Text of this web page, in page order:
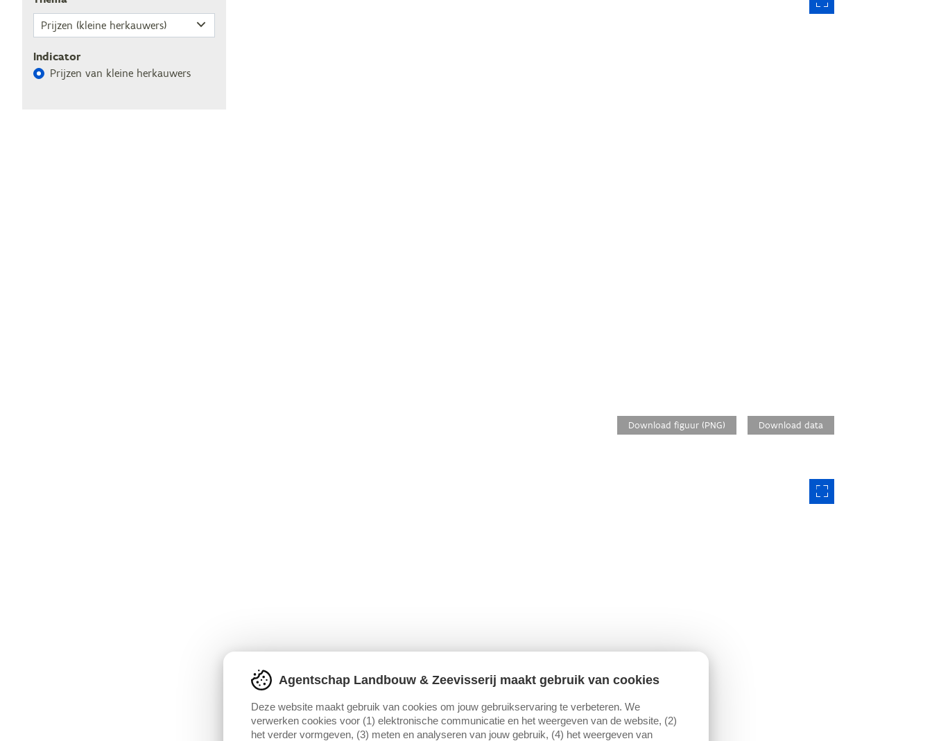
Download figuur (PNG) Download data
Indicator
Prij­zen van klei­ne herkauwers
Agentschap Landbouw & Zeevisserij maakt gebruik van cookies
Deze website maakt gebruik van cookies om jouw gebruikservaring te verbeteren. We
verwerken cookies voor (1) elektronische communicatie en het weergeven van de website, (2)
het verder vormgeven, (3) meten en analyseren van jouw gebruik, (4) het weergeven van